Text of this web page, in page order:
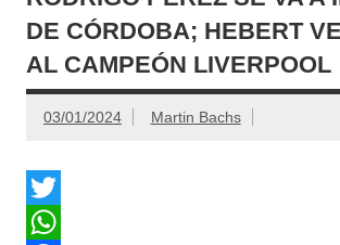
DE CÓRDOBA; HEBERT
AL CAMPEÓN LIVERPOOL
03/01/2024 Martin Bachs
T